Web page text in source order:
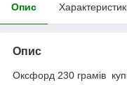
Опис
Опис
Оксфорд 230 грамів